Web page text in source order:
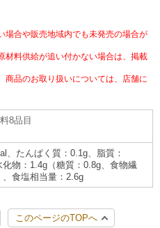
ド
場合や販売地域内でも未発売の場合が
材料供給が追い付かない場合は、掲載
商品のお取り扱いについては、店舗に
8品目
、たんぱく質：0.1g、脂質：
化物：1.4g（糖質：0.8g、食物繊
、食塩相当量：2.6g
このページのTOPへ